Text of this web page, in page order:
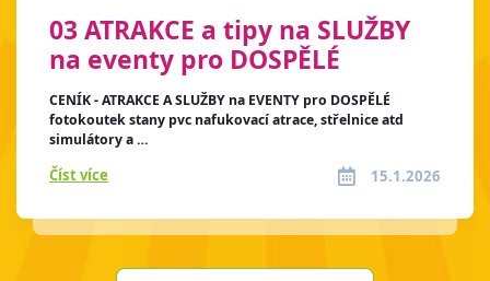
03 ATRAKCE a tipy na SLUŽBY
na eventy pro DOSPĚLÉ
CENÍK - ATRAKCE A SLUŽBY na EVENTY pro DOSPĚLÉ
fotokoutek stany pvc nafukovací atrace, střelnice atd
simulátory a …
Číst více 15.1.2026